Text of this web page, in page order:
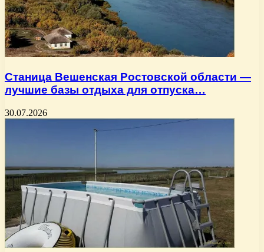
Станица Вешенская Ростовской области —
лучшие базы отдыха для отпуска…
30.07.2026